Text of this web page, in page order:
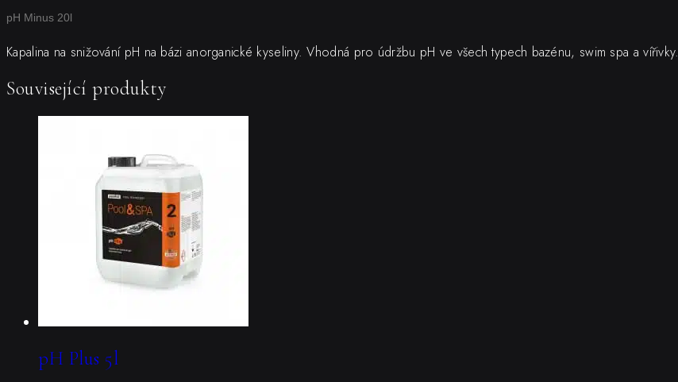
pH Minus 20l
Kapalina na snižování pH na bázi anorganické kyseliny. Vhodná pro údržbu pH ve všech typech bazénu, swim spa a vířivky.
Související produkty
pH Plus 5l